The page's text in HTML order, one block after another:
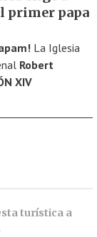
primer papa
La Iglesia
Robert
XIV
turística a